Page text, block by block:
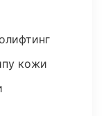
кожи